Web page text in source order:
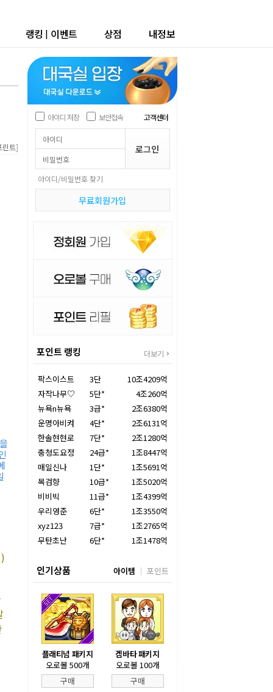
랭킹 | 이벤트 상점 내정보
린트]
아이디 저장 보안접속 고객센터
아이디/비밀번호 찾기
무료회원가입
포인트 랭킹 더보기
팍스이스트 3단
10조4209억
자작나무♡
5단*
4조260억
뉴욕n뉴욕
3급*
2조6380억
운명아비켜
4단*
2조6131억
한솔현현로
7단*
2조1280억
충청도요정
24급*
1조8447억
매일신나
1단*
1조5691억
목검향
10급*
1조5020억
비비빅
11급*
1조4399억
우리영준
6단*
1조3550억
xyz123
7급*
1조2765억
무탄초난
6단* 1조1478억
인기상품 아이템 포인트
플래티넘 패키지
오로볼 500개
구매
겜바타 패키지
오로볼 100개
구매